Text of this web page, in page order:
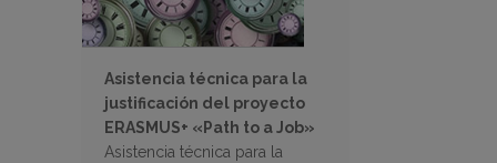
Asistencia técnica para la
justificación del proyecto
ERASMUS+ «Path to a Job»
Asistencia técnica para la